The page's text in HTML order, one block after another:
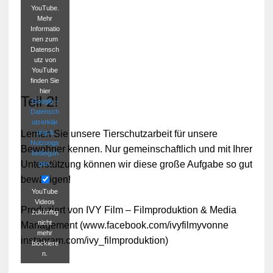
YouTube.
Mehr
Informatio
nen zum
Datensch
utz von
YouTube
finden Sie
hier
Google –
Datensch
utzerklär
ung &
Nutzungs
bedingun
gen.
YouTube
Videos
zukünftig
nicht
mehr
blockiere
n.
Teil 2!
Lernen Sie unsere Tierschutzarbeit für unsere
Bewohner kennen. Nur gemeinschaftlich und mit Ihrer
Unterstützung können wir diese große Aufgabe so gut
bewältigen!
Produziert von IVY Film – Filmproduktion & Media
Management (www.facebook.com/ivyfilmyvonne
instagram.com/ivy_filmproduktion)